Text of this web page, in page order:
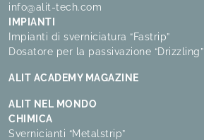
info@alit-tech.com
IMPIANTI
Impianti di sverniciatura “Fastrip”
Dosatore per la passivazione “Drizzling”
ALIT ACADEMY MAGAZINE
ALIT NEL MONDO
CHIMICA
Svernicianti “Metalstrip”